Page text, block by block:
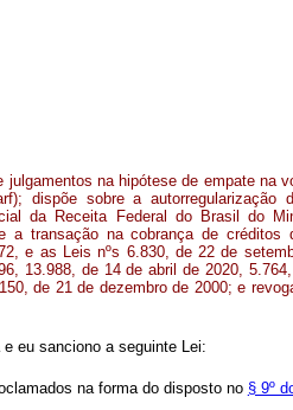
na hipótese de empate na
dispõe sobre a autorregularização
da Receita Federal do Brasil do
a transação na cobrança de créditos
e as Leis nºs 6.830, de 22 de
13.988, de 14 de abril de 2020,
de 21 de dezembro de 2000; e
eu sanciono a seguinte Lei:
na forma do disposto no § 9º